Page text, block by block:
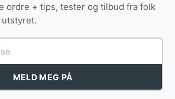
ordre + tips, tester og tilbud fra folk
MELD MEG PÅ